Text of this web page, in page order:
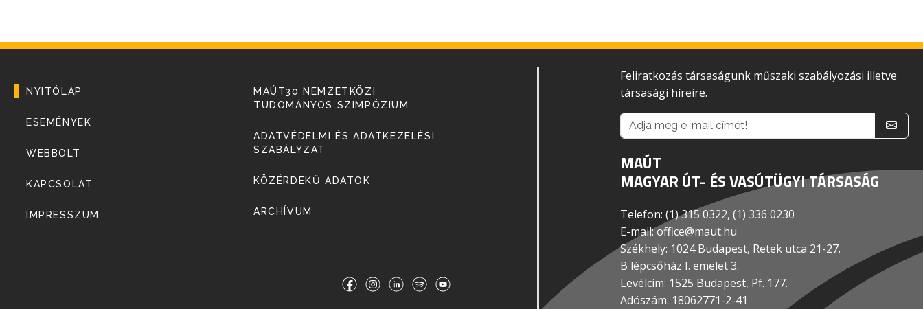
NYITÓLAP
ESEMÉNYEK
WEBBOLT
KAPCSOLAT
IMPRESSZUM
MAÚT30 NEMZETKÖZI
TUDOMÁNYOS SZIMPÓZIUM
ADATVÉDELMI ÉS ADATKEZELÉSI
SZABÁLYZAT
KÖZÉRDEKŰ ADATOK
ARCHÍVUM
Feliratkozás társaságunk műszaki szabályozási illetve
társasági híreire.
MAÚT
MAGYAR ÚT- ÉS VASÚTÜGYI TÁRSASÁG
Telefon: (1) 315 0322, (1) 336 0230
E-mail: office@maut.hu
Székhely: 1024 Budapest, Retek utca 21-27.
B lépcsőház I. emelet 3.
Levélcím: 1525 Budapest, Pf. 177.
Adószám: 18062771-2-41